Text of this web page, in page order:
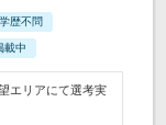
学歴不問
載中
エリアにて選考実